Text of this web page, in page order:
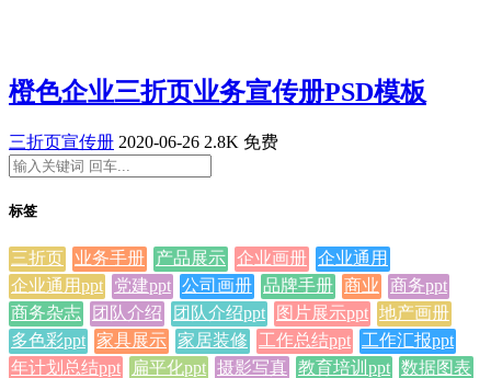
橙色企业三折页业务宣传册PSD模板
三折页宣传册 2020-06-26 2.8K 免费
标签
三折页 业务手册 产品展示 企业画册 企业通用
企业通用ppt
党建ppt 公司画册 品牌手册 商业
商务ppt
商务杂志
团队介绍 团队介绍ppt 图片展示ppt 地产画册
多色彩ppt
家具展示 家居装修 工作总结ppt
工作汇报ppt
年计划总结ppt
扁平化ppt 摄影写真 教育培训ppt 数据图表